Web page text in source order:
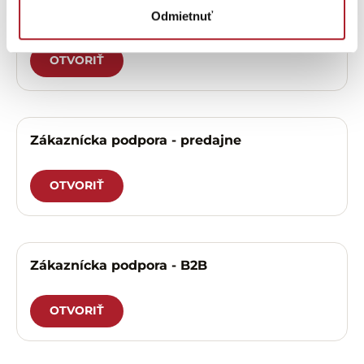
Odmietnuť
Zákaznícka podpora – eshop
OTVORIŤ
Zákaznícka podpora - predajne
OTVORIŤ
Zákaznícka podpora - B2B
OTVORIŤ